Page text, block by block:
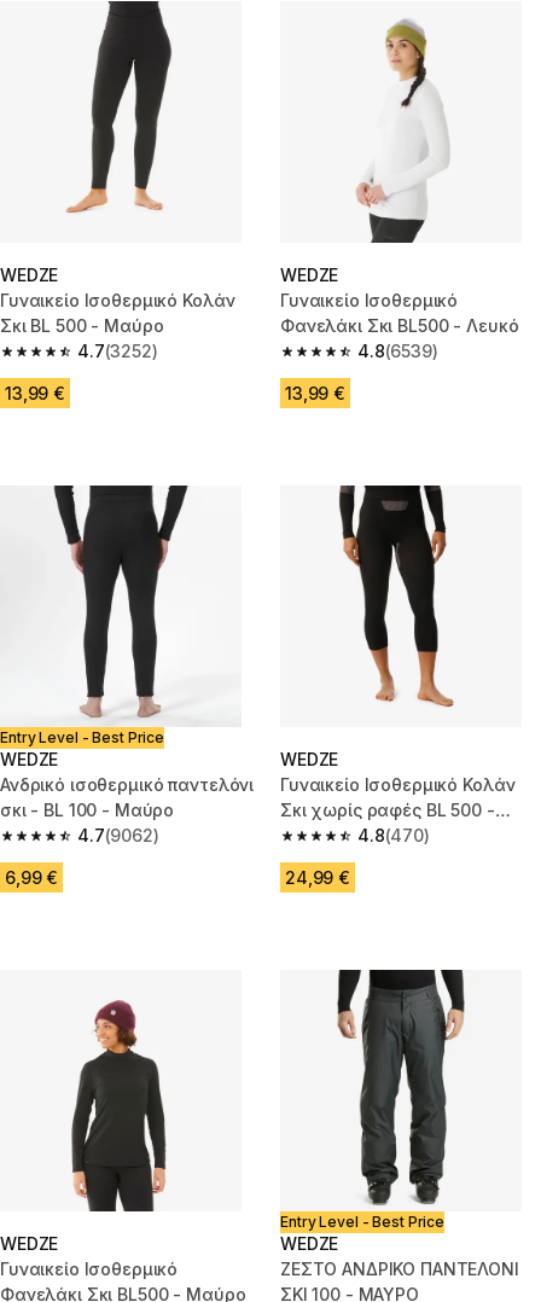
WEDZE
Γυναικείο Ισοθερμικό Κολάν
Σκι BL 500 - Μαύρο
4.7
4.7 out of 5 stars from 3252 reviews
(3252)
13,99 €
WEDZE
Γυναικείο Ισοθερμικό
Φανελάκι Σκι BL500 - Λευκό
4.8
4.8 out of 5 stars from 6539
(6539)
13,99 €
Entry Level - Best Price
WEDZE
Ανδρικό ισοθερμικό παντελόνι
σκι - BL 100 - Μαύρο
4.7
4.7 out of 5 stars from 9062 reviews
(9062)
6,99 €
WEDZE
Γυναικείο Ισοθερμικό Κολάν
Σκι χωρίς ραφές BL 500 -
Μαύρο
4.8
4.8 out of 5 stars from 470
(470)
24,99 €
WEDZE
Γυναικείο Ισοθερμικό
Φανελάκι Σκι BL500 - Μαύρο
Entry Level - Best Price
WEDZE
ΖΕΣΤΟ ΑΝΔΡΙΚΟ ΠΑΝΤΕΛΟΝΙ
ΣΚΙ 100 - ΜΑΥΡΟ